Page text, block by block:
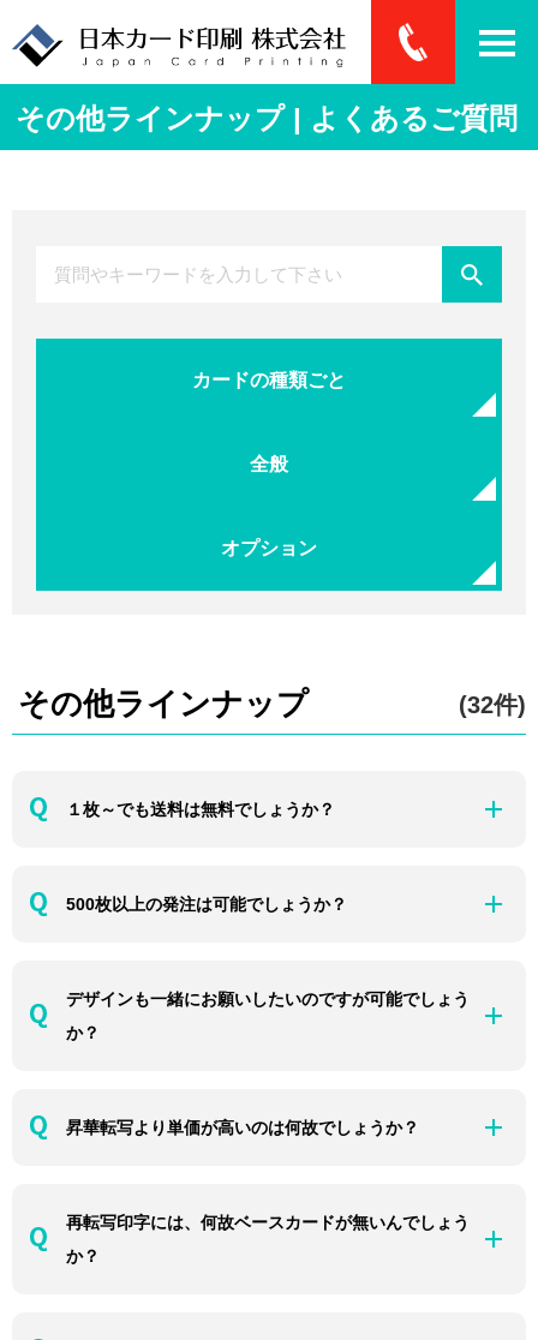
その他ラインナップ | よくあるご質問
カードの種類ごと
全般
オプション
その他ラインナップ
１枚～でも送料は無料でしょうか？
500枚以上の発注は可能でしょうか？
デザインも一緒にお願いしたいのですが可能でしょう
か？
昇華転写より単価が高いのは何故でしょうか？
再転写印字には、何故ベースカードが無いんでしょう
か？
(32件)